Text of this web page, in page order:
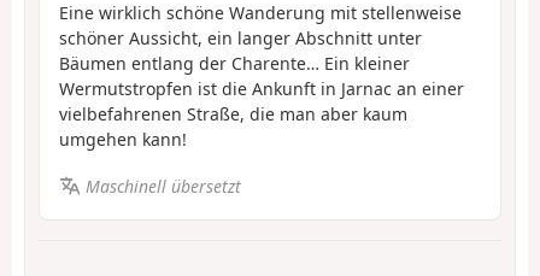
Eine wirklich schöne Wanderung mit stellenweise
schöner Aussicht, ein langer Abschnitt unter
Bäumen entlang der Charente… Ein kleiner
Wermutstropfen ist die Ankunft in Jarnac an einer
vielbefahrenen Straße, die man aber kaum
umgehen kann!
Maschinell übersetzt